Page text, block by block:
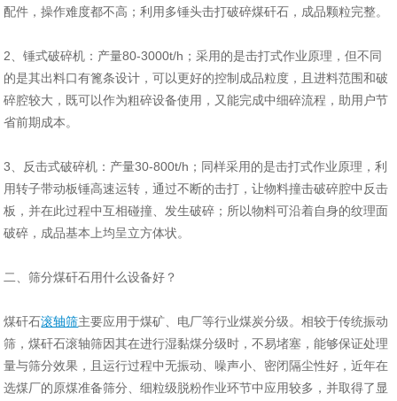
配件，操作难度都不高；利用多锤头击打破碎煤矸石，成品颗粒完整。
2、锤式破碎机：产量80-3000t/h；采用的是击打式作业原理，但不同
的是其出料口有篦条设计，可以更好的控制成品粒度，且进料范围和破
碎腔较大，既可以作为粗碎设备使用，又能完成中细碎流程，助用户节
省前期成本。
3、反击式破碎机：产量30-800t/h；同样采用的是击打式作业原理，利
用转子带动板锤高速运转，通过不断的击打，让物料撞击破碎腔中反击
板，并在此过程中互相碰撞、发生破碎；所以物料可沿着自身的纹理面
破碎，成品基本上均呈立方体状。
二、筛分煤矸石用什么设备好？
煤矸石滚轴筛主要应用于煤矿、电厂等行业煤炭分级。相较于传统振动
筛，煤矸石滚轴筛因其在进行湿黏煤分级时，不易堵塞，能够保证处理
量与筛分效果，且运行过程中无振动、噪声小、密闭隔尘性好，近年在
选煤厂的原煤准备筛分、细粒级脱粉作业环节中应用较多，并取得了显